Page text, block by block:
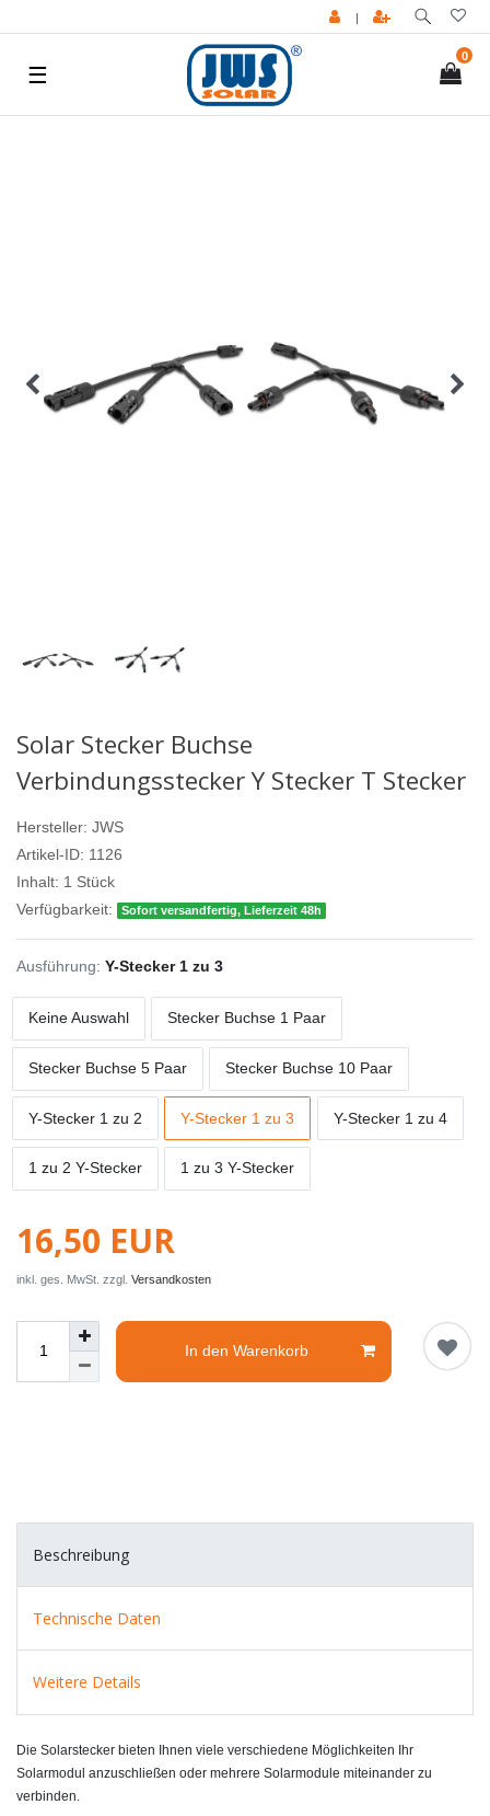
|
0
☰
Solar Stecker Buchse
Verbindungsstecker Y Stecker T Stecker
Hersteller: JWS
Artikel-ID: 1126
Inhalt: 1 Stück
Verfügbarkeit:
Sofort versandfertig, Lieferzeit 48h
Ausführung: Y-Stecker 1 zu 3
Keine Auswahl Stecker Buchse 1 Paar
Stecker Buchse 5 Paar Stecker Buchse 10 Paar
Y-Stecker 1 zu 2 Y-Stecker 1 zu 3 Y-Stecker 1 zu 4
1 zu 2 Y-Stecker 1 zu 3 Y-Stecker
16,50 EUR
inkl. ges. MwSt. zzgl. Versandkosten
In den Warenkorb
Beschreibung
Technische Daten
Weitere Details
Die Solarstecker bieten Ihnen viele verschiedene Möglichkeiten Ihr
Solarmodul anzuschließen oder mehrere Solarmodule miteinander zu
verbinden.